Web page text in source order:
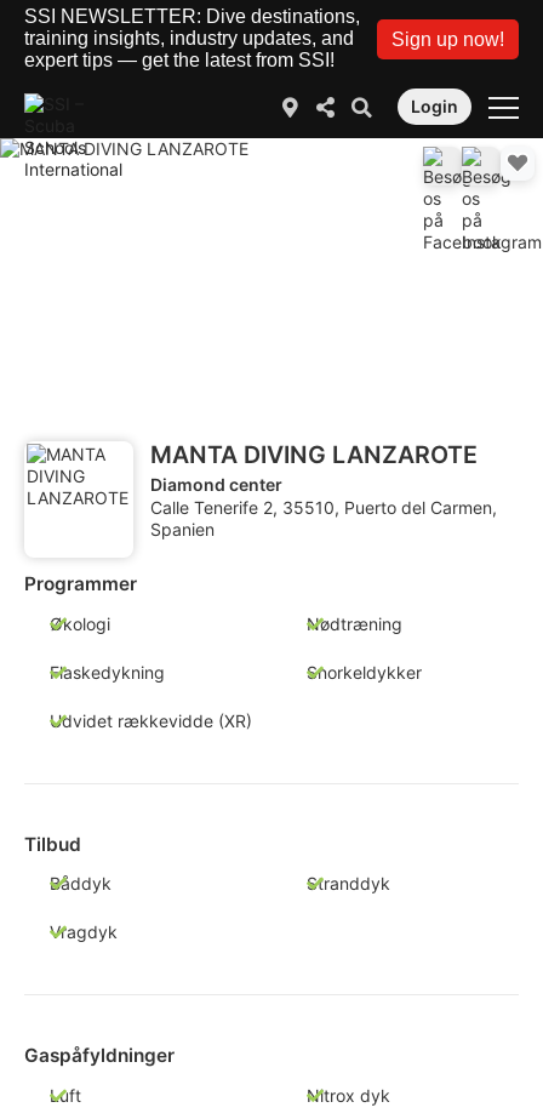
SSI NEWSLETTER: Dive destinations,
training insights, industry updates, and
expert tips — get the latest from SSI!
Sign up now!
Login
MANTA DIVING LANZAROTE
Diamond center
Calle Tenerife 2, 35510, Puerto del Carmen,
Spanien
Programmer
Økologi Nødtræning
Flaskedykning Snorkeldykker
Udvidet rækkevidde (XR)
Tilbud
Båddyk Stranddyk
Vragdyk
Gaspåfyldninger
Luft Nitrox dyk